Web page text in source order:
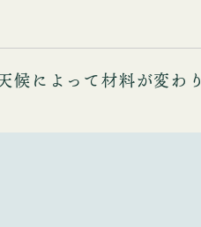
によって材料が変わり